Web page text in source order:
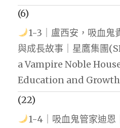
(6)
1-3｜盧西安，吸血鬼
與成長故事｜星鷹集團
a Vampire Noble
Education and
(22)
1-4｜吸血鬼管家迪恩